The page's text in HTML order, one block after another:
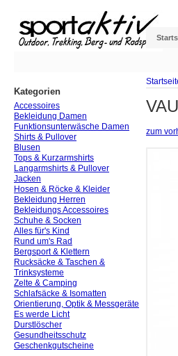
zum
Kategorien
Accessoires
Bekleidung Damen
Funktionsunterwäsche Damen
Shirts & Pullover
Blusen
Tops & Kurzarmshirts
Langarmshirts & Pullover
Jacken
Hosen & Röcke & Kleider
Bekleidung Herren
Bekleidungs Accessoires
Schuhe & Socken
Alles für's Kind
Rund um's Rad
Bergsport & Klettern
Rucksäcke & Taschen &
Trinksysteme
Zelte & Camping
Schlafsäcke & Isomatten
Orientierung, Optik & Messgeräte
Es werde Licht
Durstlöscher
Gesundheitsschutz
Geschenkgutscheine